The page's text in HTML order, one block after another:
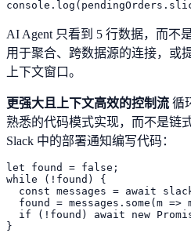
AI Agent 只看到 5 行数据，而不
用于聚合、跨数据源的连接，或
上下文窗口。
更强大且上下文高效的控制流 循
熟悉的代码模式实现，而不是链
Slack 中的部署通知编写代码：
let found = false;
while (!found) {
const messages = await
found = messages.some(m =>
if (!found) await new
}